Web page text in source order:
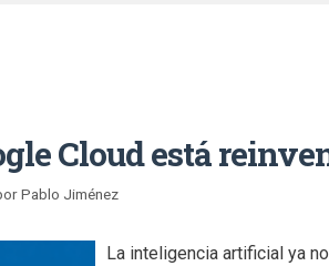
Cloud está
Pablo Jiménez
La inteligencia artificial ya